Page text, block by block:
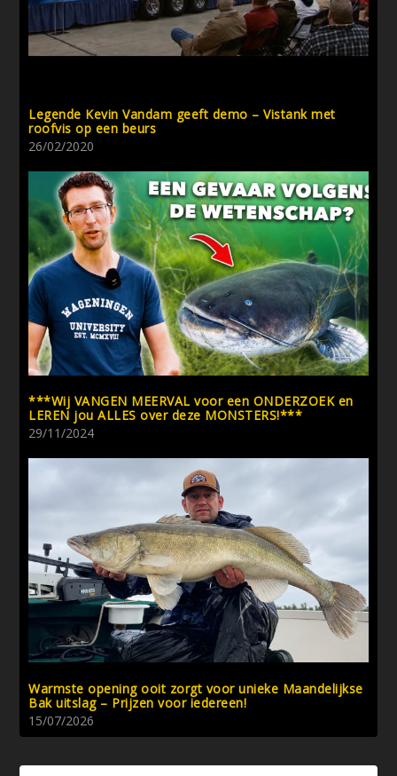
Legende Kevin Vandam geeft demo – Vistank met
roofvis op een beurs
26/02/2020
***Wij VANGEN MEERVAL voor een ONDERZOEK en
LEREN jou ALLES over deze MONSTERS!***
29/11/2024
Warmste opening ooit zorgt voor unieke Maandelijkse
Bak uitslag – Prijzen voor iedereen!
15/07/2026